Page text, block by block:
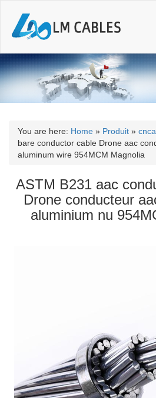
You are here: Home » Produit »
bare conductor cable Drone aac
aluminum wire 954MCM Magnolia
ASTM B231 aac
Drone conducteur
aluminium nu